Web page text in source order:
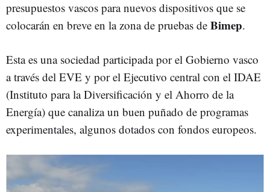
presupuestos vascos para nuevos dispositivos que se
colocarán en breve en la zona de pruebas de Bimep.
Esta es una sociedad participada por el Gobierno vasco
a través del EVE y por el Ejecutivo central con el IDAE
(Instituto para la Diversificación y el Ahorro de la
Energía) que canaliza un buen puñado de programas
experimentales, algunos dotados con fondos europeos.